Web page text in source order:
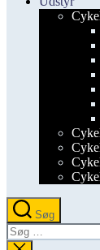
Søg
Søg
efter: